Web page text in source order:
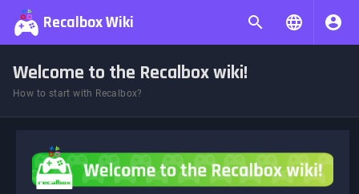
Recalbox Wiki
Welcome to the Recalbox wiki!
How to start with Recalbox?